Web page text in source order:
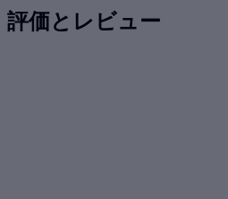
評価とレビュー